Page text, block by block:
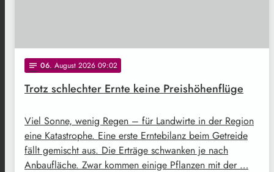
notes 06. August 2026 09:02
Trotz schlechter Ernte keine Preishöhenflüge
Viel Sonne, wenig Regen – für Landwirte in der Region
eine Katastrophe. Eine erste Erntebilanz beim Getreide
fällt gemischt aus. Die Erträge schwanken je nach
Anbaufläche. Zwar kommen einige Pflanzen mit der …